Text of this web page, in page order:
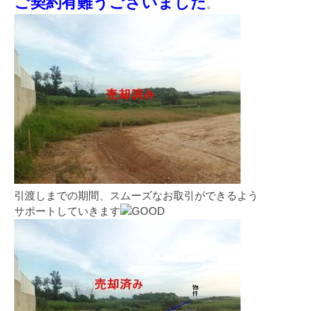
。
引渡しまでの期間、スムーズなお取引ができるよう
サポートしていきます